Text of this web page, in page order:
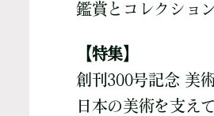
鑑賞とコレクショ
【特集】
創刊300号記念 美
日本の美術を支え